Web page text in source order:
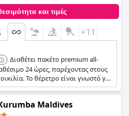
και τιμές
+11
Διαθέτει πακέτο premium all-
24 ώρες, παρέχοντας στους
Το θέρετρο είναι γνωστό για
σέρφινγκ και τις όμορφες
με ταχύπλοο από το Μαλέ.
Maldives